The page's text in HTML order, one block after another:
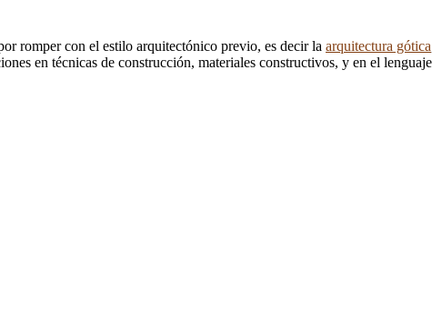
romper con el estilo arquitectónico previo, es decir la arquitectura gótica
en técnicas de construcción, materiales constructivos, y en el